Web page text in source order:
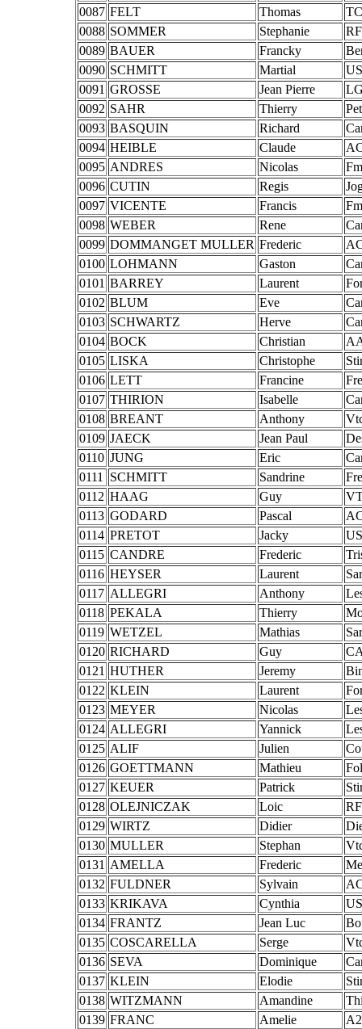
0087 FELT Thomas
0088 SOMMER Stephanie
0089 BAUER Francky
0090 SCHMITT Martial
0091 GROSSE Jean Pierre
0092 SAHR Thierry
0093 BASQUIN Richard
0094 HEIBLE Claude
0095 ANDRES Nicolas
0096 CUTIN Regis
0097 VICENTE Francis
0098 WEBER Rene
0099 DOMMANGET MULLER Frederic
0100 LOHMANN Gaston
0101 BARREY Laurent
0102 BLUM Eve
0103 SCHWARTZ Herve
0104 BOCK Christian
0105 LISKA Christophe
0106 LETT Francine
0107 THIRION Isabelle
0108 BREANT Anthony
0109 JAECK Jean Paul
0110 JUNG Eric
0111
SCHMITT Sandrine
0112 HAAG Guy
0113 GODARD Pascal
0114 PRETOT Jacky
0115 CANDRE Frederic
0116 HEYSER Laurent
0117 ALLEGRI Anthony
0118 PEKALA Thierry
0119 WETZEL Mathias
0120 RICHARD Guy
0121 HUTHER Jeremy
0122 KLEIN Laurent
0123 MEYER Nicolas
0124 ALLEGRI Yannick
0125 ALIF Julien
0126 GOETTMANN Mathieu
0127 KEUER Patrick
0128 OLEJNICZAK Loic
0129 WIRTZ Didier
0130 MULLER Stephan
0131 AMELLA Frederic
0132 FULDNER Sylvain
0133 KRIKAVA Cynthia
0134 FRANTZ Jean Luc
0135 COSCARELLA Serge
0136 SEVA Dominique
0137 KLEIN Elodie
0138 WITZMANN Amandine
0139 FRANC Amelie